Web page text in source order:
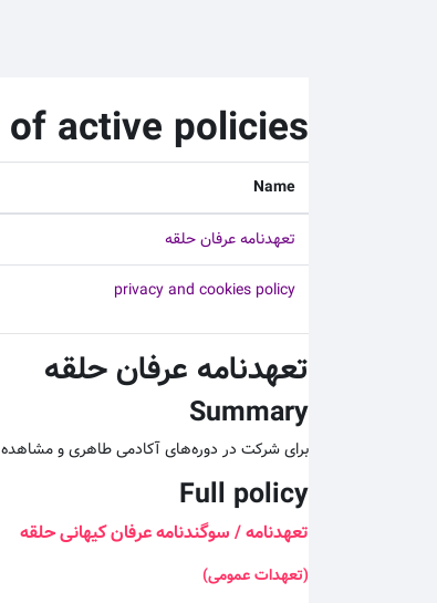
active policies
Name
تعهدنامه عرفان حلقه
privacy and cookies policy
تعهدنامه عرفان حلقه
Summary
برای شرکت در دوره‌های آکادمی طاهری و مشاهده
Full policy
تعهدنامه / سوگندنامه عرفان کیهانی حلقه
(تعهدات عمومی)